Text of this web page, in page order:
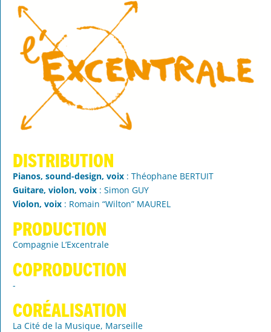
Distribution
Pianos, sound-design, voix : Théophane BERTUIT
Guitare, violon, voix : Simon GUY
Violon, voix : Romain “Wilton” MAUREL
PRODUCTION
Compagnie L’Excentrale
COPRODUCTION
-
CORÉALISATION
La Cité de la Musique, Marseille